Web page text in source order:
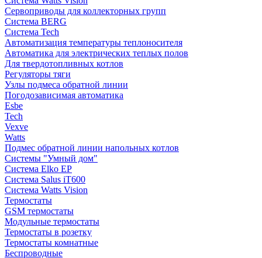
Сервоприводы для коллекторных групп
Система BERG
Система Tech
Автоматизация температуры теплоносителя
Автоматика для электрических теплых полов
Для твердотопливных котлов
Регуляторы тяги
Узлы подмеса обратной линии
Погодозависимая автоматика
Esbe
Tech
Vexve
Watts
Подмес обратной линии напольных котлов
Системы "Умный дом"
Система Elko EP
Система Salus iT600
Система Watts Vision
Термостаты
GSM термостаты
Модульные термостаты
Термостаты в розетку
Термостаты комнатные
Беспроводные